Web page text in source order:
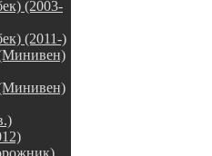
(2003-
(2011-)